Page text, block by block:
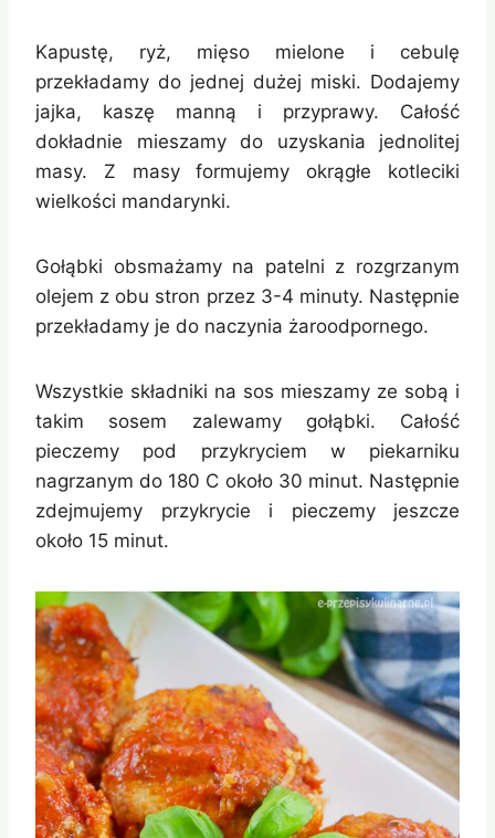
Kapustę, ryż, mięso mielone i cebulę
przekładamy do jednej dużej miski. Dodajemy
jajka, kaszę manną i przyprawy. Całość
dokładnie mieszamy do uzyskania jednolitej
masy. Z masy formujemy okrągłe kotleciki
wielkości mandarynki.
Gołąbki obsmażamy na patelni z rozgrzanym
olejem z obu stron przez 3-4 minuty. Następnie
przekładamy je do naczynia żaroodpornego.
Wszystkie składniki na sos mieszamy ze sobą i
takim sosem zalewamy gołąbki. Całość
pieczemy pod przykryciem w piekarniku
nagrzanym do 180 C około 30 minut. Następnie
zdejmujemy przykrycie i pieczemy jeszcze
około 15 minut.